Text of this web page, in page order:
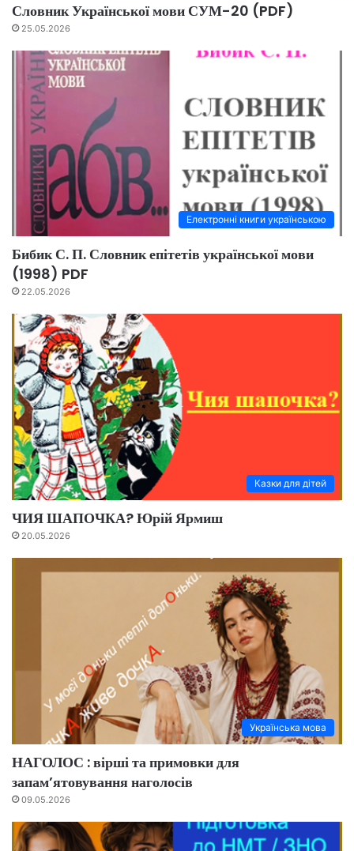
Словник Української мови СУМ-20 (PDF)
25.05.2026
Електронні книги українською
Бибик С. П. Словник епітетів української мови
(1998) PDF
22.05.2026
Казки для дітей
ЧИЯ ШАПОЧКА? Юрій Ярмиш
20.05.2026
Українська мова
НАГОЛОС : вірші та примовки для
запам’ятовування наголосів
09.05.2026